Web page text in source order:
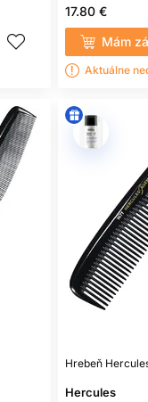
17.80 €
Mám
Aktuálne
Hrebeň
Hercules